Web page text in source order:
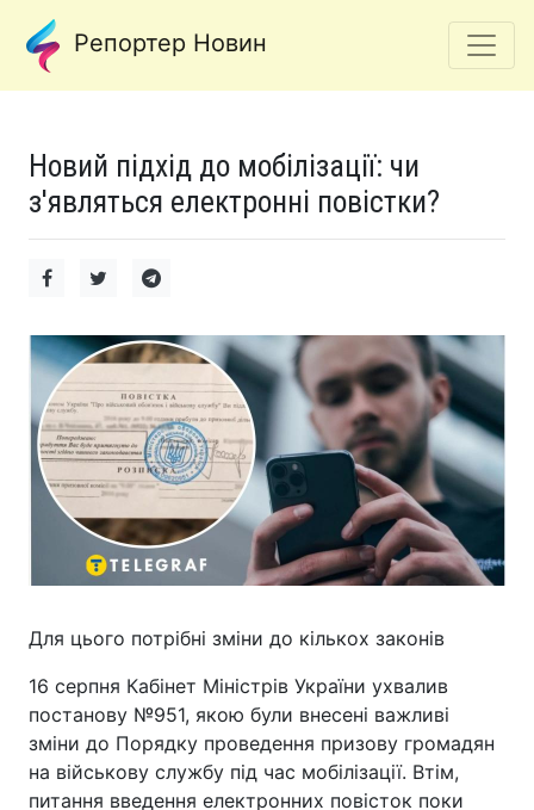
Репортер Новин
Новий підхід до мобілізації: чи
з'являться електронні повістки?
Для цього потрібні зміни до кількох законів
16 серпня Кабінет Міністрів України ухвалив
постанову №951, якою були внесені важливі
зміни до Порядку проведення призову громадян
на військову службу під час мобілізації. Втім,
питання введення електронних повісток поки